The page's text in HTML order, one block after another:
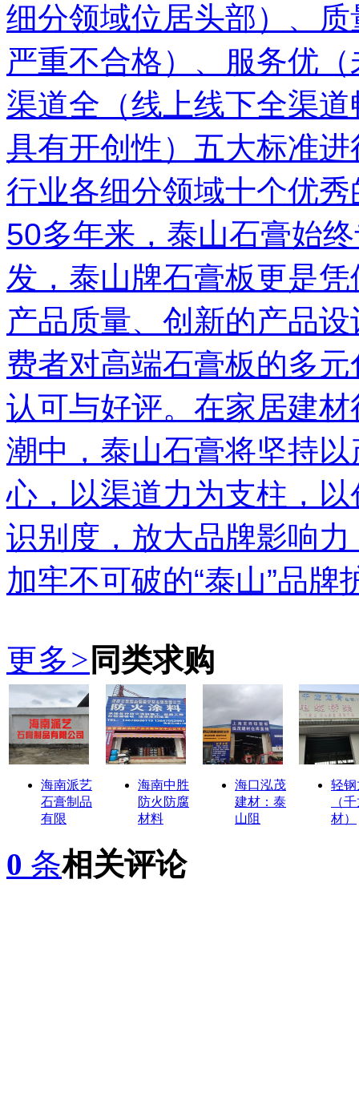
细分领域位居头部）、
严重不合格）、服务优
渠道全（线上线下全渠
具有开创性）五大标准
行业各细分领域十个优
50多年来，泰山石膏始
发，泰山牌石膏板更是
产品质量、创新的产品
费者对高端石膏板的多
认可与好评。在家居建
潮中，泰山石膏将坚持
心，以渠道力为支柱，
识别度，放大品牌影响
加牢不可破的“泰山”品牌
更多> 同类求购
海南派艺
石膏制品
有限
海南中胜
防火防腐
材料
海口泓茂
建材：泰
山阻
轻
（
材）
0 条相关评论